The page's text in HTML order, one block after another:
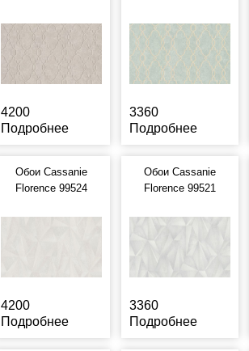
4200
Подробнее
3360
Подробнее
Обои Cassanie
Florence 99524
4200
Подробнее
Обои Cassanie
Florence 99521
3360
Подробнее